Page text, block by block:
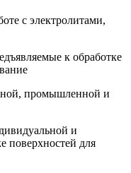
с электролитами,
к обработке
промышленной и
и
поверхностей для